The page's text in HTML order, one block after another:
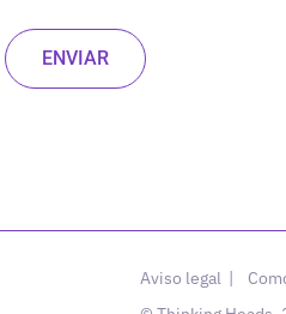
Aviso legal |